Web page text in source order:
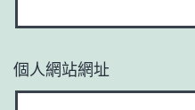
個人網站網址